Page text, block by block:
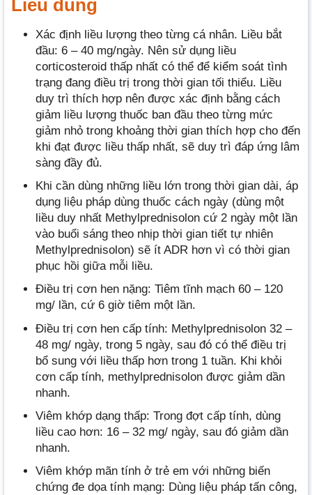
Liều dùng
Xác định liều lượng theo từng cá nhân. Liều bắt
đầu: 6 – 40 mg/ngày. Nên sử dụng liều
corticosteroid thấp nhất có thể để kiểm soát tình
trạng đang điều trị trong thời gian tối thiểu. Liều
duy trì thích hợp nên được xác định bằng cách
giảm liều lượng thuốc ban đầu theo từng mức
giảm nhỏ trong khoảng thời gian thích hợp cho đến
khi đạt được liều thấp nhất, sẽ duy trì đáp ứng lâm
sàng đầy đủ.
Khi cần dùng những liều lớn trong thời gian dài, áp
dụng liệu pháp dùng thuốc cách ngày (dùng một
liều duy nhất Methylprednisolon cứ 2 ngày một lần
vào buổi sáng theo nhịp thời gian tiết tự nhiên
Methylprednisolon) sẽ ít ADR hơn vì có thời gian
phục hồi giữa mỗi liều.
Điều trị cơn hen nặng: Tiêm tĩnh mạch 60 – 120
mg/ lần, cứ 6 giờ tiêm một lần.
Điều trị cơn hen cấp tính: Methylprednisolon 32 –
48 mg/ ngày, trong 5 ngày, sau đó có thể điều trị
bổ sung với liều thấp hơn trong 1 tuần. Khi khỏi
cơn cấp tính, methylprednisolon được giảm dần
nhanh.
Viêm khớp dạng thấp: Trong đợt cấp tính, dùng
liều cao hơn: 16 – 32 mg/ ngày, sau đó giảm dần
nhanh.
Viêm khớp mãn tính ở trẻ em với những biến
chứng đe dọa tính mạng: Dùng liệu pháp tấn công,